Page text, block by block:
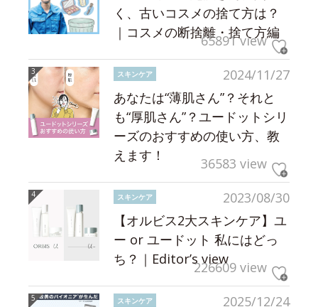
く、古いコスメの捨て方は？
｜コスメの断捨離・捨て方編
65891 view
2024/11/27
スキンケア
あなたは“薄肌さん”？それと
も“厚肌さん”？ユードットシリ
ーズのおすすめの使い方、教
えます！
36583 view
2023/08/30
スキンケア
【オルビス2大スキンケア】ユ
ー or ユードット 私にはどっ
ち？｜Editor’s view226609 view
2025/12/24
スキンケア